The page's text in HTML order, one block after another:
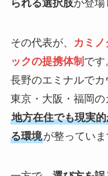
られる選択肢が登場
その代表が、
カミ
ックの提携体制 です
長野のエミナルで
東京・大阪・福岡の
地方在住でも現実
る環境が整っていま